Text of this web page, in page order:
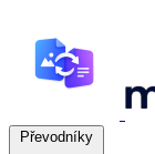
Převodníky